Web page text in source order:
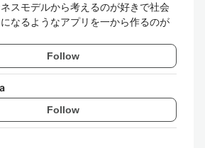
スモデルから考えるのが好きで社会
なるようなアプリを一から作るのが
Follow
Follow